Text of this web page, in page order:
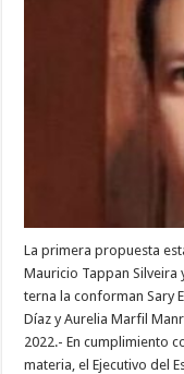
La primera propuesta
Mauricio Tappan Silveira
terna la conforman Sary
Díaz y Aurelia Marfil
2022.- En cumplimiento
materia, el Ejecutivo del